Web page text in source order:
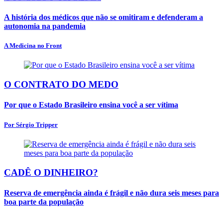
A história dos médicos que não se omitiram e defenderam a
autonomia na pandemia
A Medicina no Front
O CONTRATO DO MEDO
Por que o Estado Brasileiro ensina você a ser vítima
Por Sérgio Tripper
CADÊ O DINHEIRO?
Reserva de emergência ainda é frágil e não dura seis meses para
boa parte da população